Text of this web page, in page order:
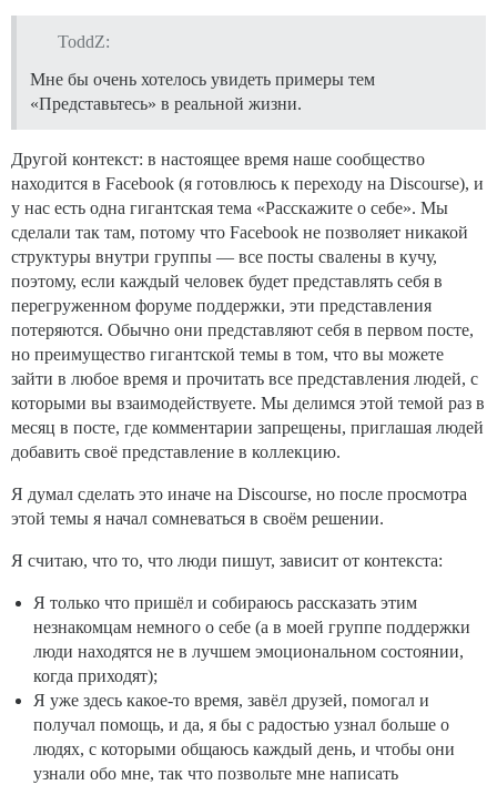
ToddZ:
Мне бы очень хотелось увидеть примеры тем
«Представьтесь» в реальной жизни.
Другой контекст: в настоящее время наше сообщество
находится в Facebook (я готовлюсь к переходу на Discourse), и
у нас есть одна гигантская тема «Расскажите о себе». Мы
сделали так там, потому что Facebook не позволяет никакой
структуры внутри группы — все посты свалены в кучу,
поэтому, если каждый человек будет представлять себя в
перегруженном форуме поддержки, эти представления
потеряются. Обычно они представляют себя в первом посте,
но преимущество гигантской темы в том, что вы можете
зайти в любое время и прочитать все представления людей, с
которыми вы взаимодействуете. Мы делимся этой темой раз в
месяц в посте, где комментарии запрещены, приглашая людей
добавить своё представление в коллекцию.
Я думал сделать это иначе на Discourse, но после просмотра
этой темы я начал сомневаться в своём решении.
Я считаю, что то, что люди пишут, зависит от контекста:
Я только что пришёл и собираюсь рассказать этим
незнакомцам немного о себе (а в моей группе поддержки
люди находятся не в лучшем эмоциональном состоянии,
когда приходят);
Я уже здесь какое-то время, завёл друзей, помогал и
получал помощь, и да, я бы с радостью узнал больше о
людях, с которыми общаюсь каждый день, и чтобы они
узнали обо мне, так что позвольте мне написать